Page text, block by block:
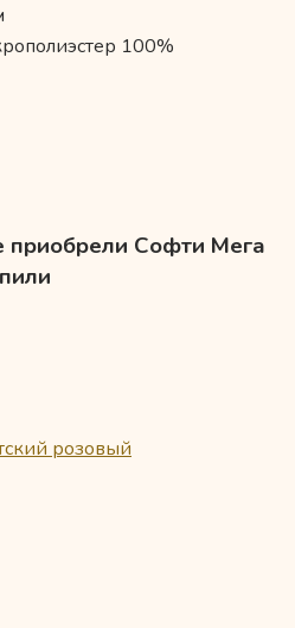
100%
приобрели Софти Мега
розовый